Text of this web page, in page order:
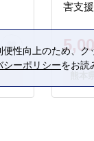
害支
性向上のため、
シーポリシーをお読